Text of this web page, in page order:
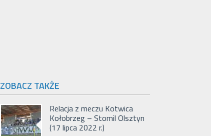
ZOBACZ TAKŻE
Relacja z meczu Kotwica
Kołobrzeg – Stomil Olsztyn
(17 lipca 2022 r.)